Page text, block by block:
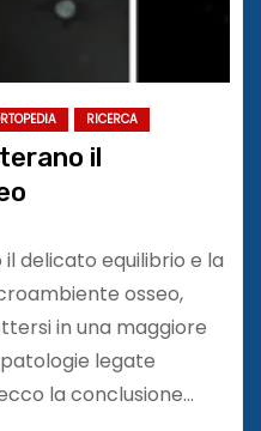
RICERCA
il
delicato equilibrio e la
osseo,
in una maggiore
legate
la conclusione…